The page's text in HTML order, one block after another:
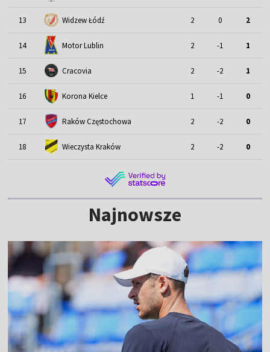
13 Widzew Łódź 2 0 2
14 Motor Lublin 2 -1 1
15 Cracovia 2 -2 1
16 Korona Kielce 1 -1 0
17 Raków Częstochowa 2 -2 0
18 Wieczysta Kraków 2 -2 0
Najnowsze